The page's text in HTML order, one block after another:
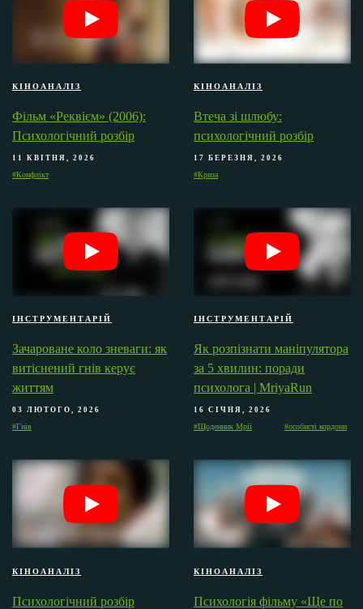
КІНОАНАЛІЗ
Фільм «Реквієм» (2006):
Психологічний розбір
11 КВІТНЯ, 2026
#Конфлікт
КІНОАНАЛІЗ
Втеча зі шлюбу:
психологічний розбір
17 БЕРЕЗНЯ, 2026
#Криза
ІНСТРУМЕНТАРІЙ
Зачароване коло зневаги: як
витіснений гнів керує
життям
03 ЛЮТОГО, 2026
#Гнів
ІНСТРУМЕНТАРІЙ
Як розпізнати маніпулятора
за 5 хвилин: поради
психолога | MriyaRun
16 СІЧНЯ, 2026
#Щоденник Мрії #особисті кордони
КІНОАНАЛІЗ
Психологічний розбір
КІНОАНАЛІЗ
Психологія фільму «Ще по